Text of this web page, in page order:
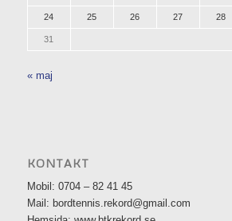
24 25 26 27 28
31
« maj
KONTAKT
Mobil: 0704 – 82 41 45
Mail: bordtennis.rekord@gmail.com